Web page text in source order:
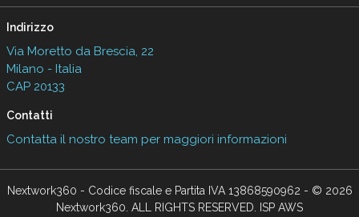
Indirizzo
Via Moretto da Brescia, 22
Milano - Italia
CAP 20133
Contatti
Contatta il nostro team per maggiori informazioni
Nextwork360 - Codice fiscale e Partita IVA 13868590962 - © 2026
Nextwork360. ALL RIGHTS RESERVED. ISP AWS